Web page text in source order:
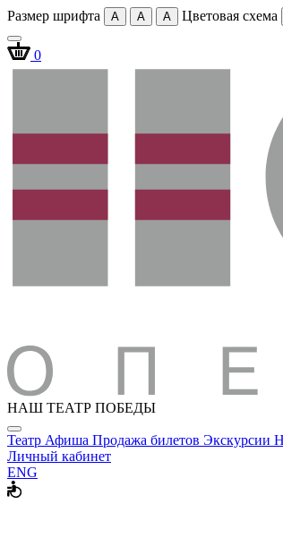
Размер шрифта A A A Цветовая схема
0
НАШ ТЕАТР ПОБЕДЫ
Театр Афиша Продажа билетов Экскурсии
Личный кабинет
ENG